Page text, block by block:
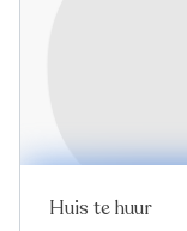
Nieuw
Huis te huur